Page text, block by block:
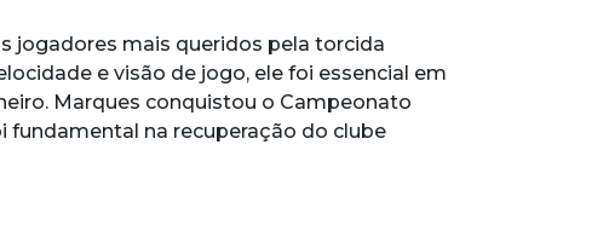
jogadores mais queridos pela torcida
e visão de jogo, ele foi essencial em
Marques conquistou o Campeonato
fundamental na recuperação do clube